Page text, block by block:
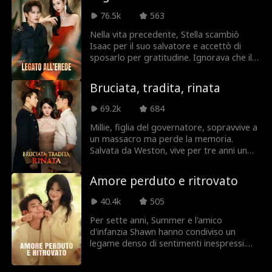
Ethan era solo un piano per vendicarsi
della sorella. Col cuore spezzato, prende
la dolorosa decisione di andarsene.
76.5k
563
Nella vita precedente, Stella scambiò
Isaac per il suo salvatore e accettò di
sposarlo per gratitudine. Ignorava che il
sua guardia del corpo per proteggerla in
silenzio. Solo in punto di morte Stella
scoprì la verità: Isaac amava in realtà la
sua sorellastra Ivy. Insieme avevano
tessuto una spietata rete di bugie e
complottato per distruggerla. Stella morì
Bruciata, tradita, rinata
69.2k
684
Millie, figlia del governatore, sopravvive a
un massacro ma perde la memoria.
Salvata da Weston, vive per tre anni un
L'unione era una farsa per coprire i crimini
di Weston e del suo primo amore contro
la famiglia di lei. Millie scappa e si allea
con Julian, un potente comandante che la
ama da anni, pronta a riprendersi il
passato e ottenere vendetta.
Amore perduto e ritrovato
40.4k
505
Per sette anni, Summer e l'amico
d'infanzia Shawn hanno condiviso un
legame denso di sentimenti inespressi.